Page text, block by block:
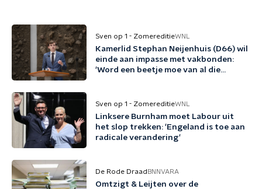
Sven op 1 - ZomereditieWNL
Kamerlid Stephan Neijenhuis (D66) wil
einde aan impasse met vakbonden:
'Word een beetje moe van al die
Sven op 1 - ZomereditieWNL
Linksere Burnham moet Labour uit
het slop trekken: 'Engeland is toe aan
radicale verandering'
De Rode Draad BNNVARA
Omtzigt & Leijten over de